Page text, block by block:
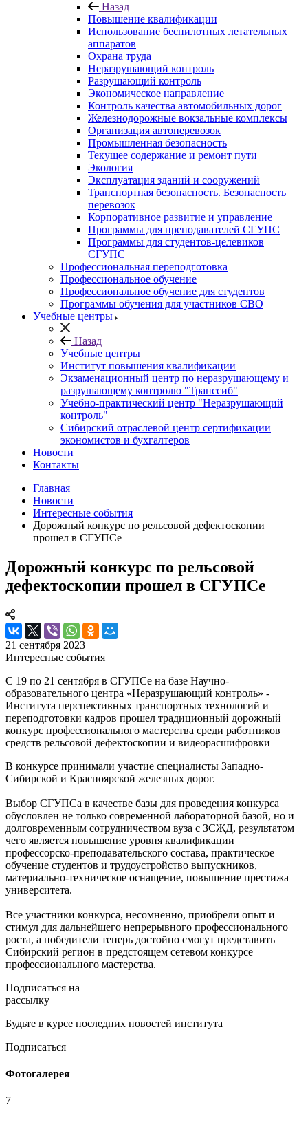
Назад
Повышение квалификации
Использование беспилотных летательных
аппаратов
Охрана труда
Неразрушающий контроль
Разрушающий контроль
Экономическое направление
Контроль качества автомобильных дорог
Железнодорожные вокзальные комплексы
Организация автоперевозок
Промышленная безопасность
Текущее содержание и ремонт пути
Экология
Эксплуатация зданий и сооружений
Транспортная безопасность. Безопасность
перевозок
Корпоративное развитие и управление
Программы для преподавателей СГУПС
Программы для студентов-целевиков
СГУПС
Профессиональная переподготовка
Профессиональное обучение
Профессиональное обучение для студентов
Программы обучения для участников СВО
Учебные центры
Назад
Учебные центры
Институт повышения квалификации
Экзаменационный центр по неразрушающему и
разрушающему контролю "Транссиб"
Учебно-практический центр "Неразрушающий
контроль"
Сибирский отраслевой центр сертификации
экономистов и бухгалтеров
Новости
Контакты
Главная
Новости
Интересные события
Дорожный конкурс по рельсовой дефектоскопии
прошел в СГУПСе
Дорожный конкурс по рельсовой
дефектоскопии прошел в СГУПСе
21 сентября 2023
Интересные события
С 19 по 21 сентября в СГУПСе на базе Научно-
образовательного центра «Неразрушающий контроль» -
Института перспективных транспортных технологий и
переподготовки кадров прошел традиционный дорожный
конкурс профессионального мастерства среди работников
средств рельсовой дефектоскопии и видеорасшифровки
В конкурсе принимали участие специалисты Западно-
Сибирской и Красноярской железных дорог.
Выбор СГУПСа в качестве базы для проведения конкурса
обусловлен не только современной лабораторной базой, но и
долговременным сотрудничеством вуза с ЗСЖД, результатом
чего является повышение уровня квалификации
профессорско-преподавательского состава, практическое
обучение студентов и трудоустройство выпускников,
материально-техническое оснащение, повышение престижа
университета.
Все участники конкурса, несомненно, приобрели опыт и
стимул для дальнейшего непрерывного профессионального
роста, а победители теперь достойно смогут представить
Сибирский регион в предстоящем сетевом конкурсе
профессионального мастерства.
Подписаться на
рассылку
Будьте в курсе последних новостей института
Подписаться
Фотогалерея
7